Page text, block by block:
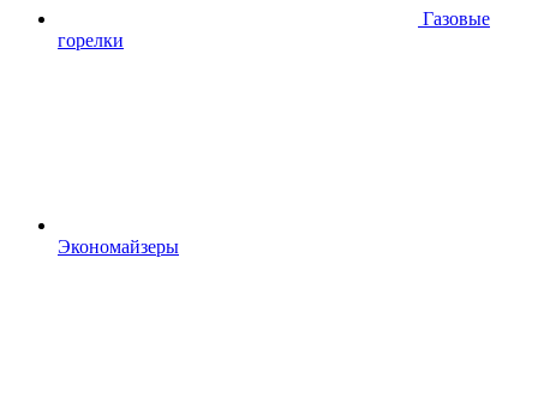
Газовые
горелки
Экономайзеры